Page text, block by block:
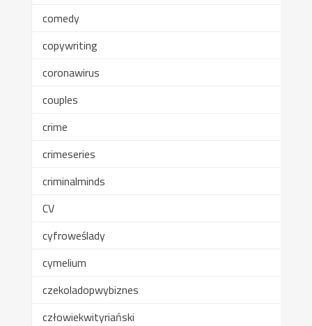
comedy
copywriting
coronawirus
couples
crime
crimeseries
criminalminds
CV
cyfroweślady
cymelium
czekoladopwybiznes
człowiekwityriański